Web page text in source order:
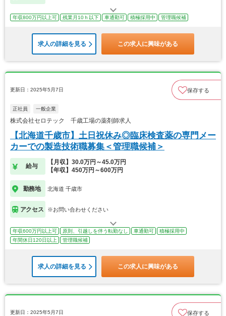
年収800万円以上可 残業月10ｈ以下 車通勤可 積極採用中 管理職候補
求人の詳細を見る この求人に興味がある
更新日：2025年5月7日 保存する
正社員 一般企業
株式会社セロテック 千歳工場の薬剤師求人
【北海道千歳市】土日祝休み◎臨床検査薬の専門メー
カーでの製造技術職募集＜管理職候補＞
給与
【月収】30.0万円～45.0万円
【年収】450万円～600万円
勤務地 北海道 千歳市
アクセス ※お問い合わせください
年収600万円以上可 原則、引越しを伴う転勤なし 車通勤可
積極採用中
年間休日120日以上
管理職候補
求人の詳細を見る この求人に興味がある
更新日：2025年5月7日 保存する